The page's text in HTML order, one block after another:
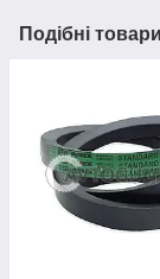
Подібні